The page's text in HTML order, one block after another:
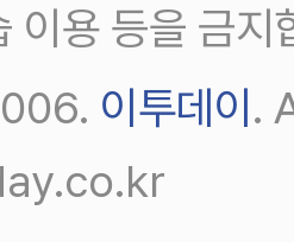
이용 등을 금지
이투데이.